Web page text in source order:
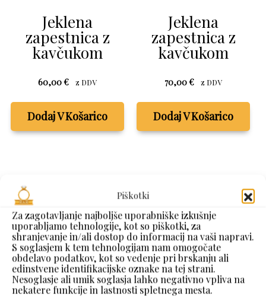
Piškotki
Za zagotavljanje najboljše uporabniške izkušnje
uporabljamo tehnologije, kot so piškotki, za
shranjevanje in/ali dostop do informacij na vaši napravi.
S soglasjem k tem tehnologijam nam omogočate
obdelavo podatkov, kot so vedenje pri brskanju ali
edinstvene identifikacijske oznake na tej strani.
Nesoglasje ali umik soglasja lahko negativno vpliva na
nekatere funkcije in lastnosti spletnega mesta.
Jeklena
zapestnica z
kavčukom
60,00€ z DDV
Dodaj V Košarico
Jeklena
zapestnica z
kavčukom
70,00€ z DDV
Dodaj V Košarico